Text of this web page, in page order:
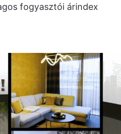
fogyasztói árindex